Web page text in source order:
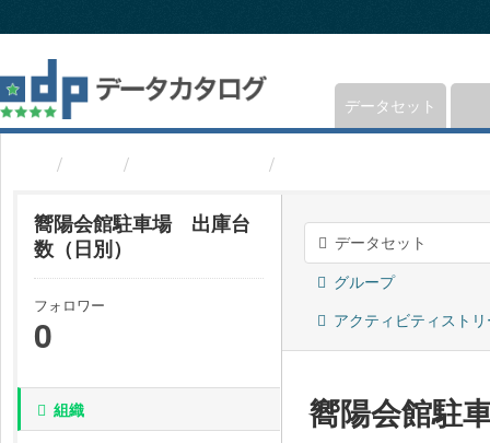
キ
プ
し
て
データセット
嚮陽会館駐車場 出庫台
数（日別）
フォロワー
0
組織
データセット
グループ
アクティビティスト
嚮陽会館駐